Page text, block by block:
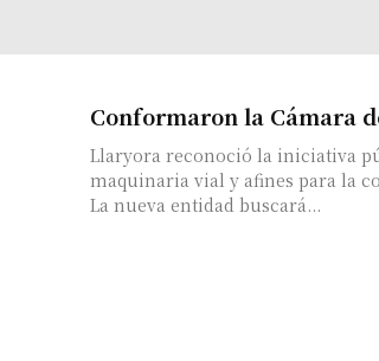
Conformaron la Cámara
Llaryora reconoció la iniciativa
maquinaria vial y afines para la
La nueva entidad buscará...